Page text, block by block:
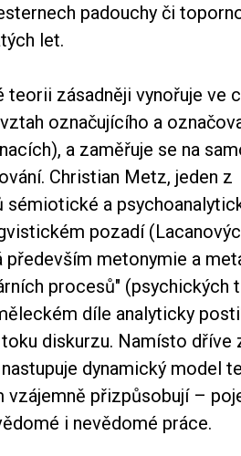
padouchy či
let.
zásadněji vynořuje ve
označujícího a
a zaměřuje se na
Christian Metz, jeden z
sémiotické a
pozadí
metonymie a
procesů" (psychických
díle analyticky
diskurzu. Namísto dříve
dynamický model
přizpůsobují –
i nevědomé práce.